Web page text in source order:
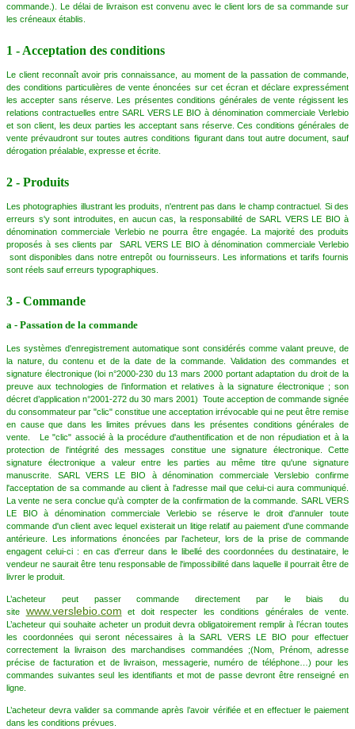
commande.). Le délai de livraison est convenu avec le client lors de sa commande sur
les créneaux établis.
1 - Acceptation des conditions
Le client reconnaît avoir pris connaissance, au moment de la passation de commande,
des conditions particulières de vente énoncées sur cet écran et déclare expressément
les accepter sans réserve. Les présentes conditions générales de vente régissent les
relations contractuelles entre SARL VERS LE BIO à dénomination commerciale Verlebio
et son client, les deux parties les acceptant sans réserve. Ces conditions générales de
vente prévaudront sur toutes autres conditions figurant dans tout autre document, sauf
dérogation préalable, expresse et écrite.
2 - Produits
Les photographies illustrant les produits, n'entrent pas dans le champ contractuel. Si des
erreurs s'y sont introduites, en aucun cas, la responsabilité de SARL VERS LE BIO à
dénomination commerciale Verlebio ne pourra être engagée. La majorité des produits
proposés à ses clients par SARL VERS LE BIO à dénomination commerciale Verlebio
sont disponibles dans notre entrepôt ou fournisseurs. Les informations et tarifs fournis
sont réels sauf erreurs typographiques.
3 - Commande
a - Passation de la commande
Les systèmes d'enregistrement automatique sont considérés comme valant preuve, de
la nature, du contenu et de la date de la commande. Validation des commandes et
signature électronique (loi n°2000-230 du 13 mars 2000 portant adaptation du droit de la
preuve aux technologies de l’information et relatives à la signature électronique ; son
décret d’application n°2001-272 du 30 mars 2001) Toute acception de commande signée
du consommateur par "clic" constitue une acceptation irrévocable qui ne peut être remise
en cause que dans les limites prévues dans les présentes conditions générales de
vente. Le "clic" associé à la procédure d'authentification et de non répudiation et à la
protection de l'intégrité des messages constitue une signature électronique. Cette
signature électronique a valeur entre les parties au même titre qu'une signature
manuscrite. SARL VERS LE BIO à dénomination commerciale Verslebio confirme
l'acceptation de sa commande au client à l'adresse mail que celui-ci aura communiqué.
La vente ne sera conclue qu'à compter de la confirmation de la commande. SARL VERS
LE BIO à dénomination commerciale Verlebio se réserve le droit d'annuler toute
commande d'un client avec lequel existerait un litige relatif au paiement d'une commande
antérieure. Les informations énoncées par l'acheteur, lors de la prise de commande
engagent celui-ci : en cas d'erreur dans le libellé des coordonnées du destinataire, le
vendeur ne saurait être tenu responsable de l'impossibilité dans laquelle il pourrait être de
livrer le produit.
L’acheteur peut passer commande directement par le biais du
site www.verslebio.com et doit respecter les conditions générales de vente.
L’acheteur qui souhaite acheter un produit devra obligatoirement remplir à l’écran toutes
les coordonnées qui seront nécessaires à la SARL VERS LE BIO pour effectuer
correctement la livraison des marchandises commandées ;(Nom, Prénom, adresse
précise de facturation et de livraison, messagerie, numéro de téléphone…) pour les
commandes suivantes seul les identifiants et mot de passe devront être renseigné en
ligne.
L’acheteur devra valider sa commande après l’avoir vérifiée et en effectuer le paiement
dans les conditions prévues.